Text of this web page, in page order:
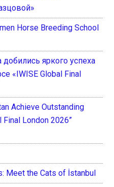
Horse Breeding School
яркого успеха
«IWISE Global Final
Achieve Outstanding
Final London 2026”
Meet the Cats of İstanbul